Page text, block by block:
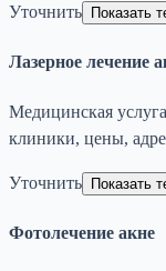
Уточнить Показать
Лазерное лечение
Медицинская
клиники, цены,
Уточнить Показать
Фотолечение акне